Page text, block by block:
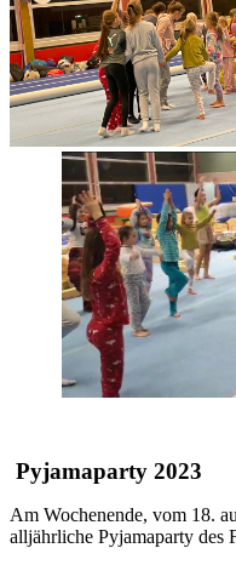
Pyjamaparty 2023
Am Wochenende, vom 18.
alljährliche Pyjamaparty des